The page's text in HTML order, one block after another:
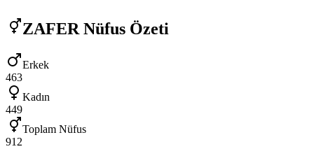
ZAFER Nüfus Özeti
Erkek
463
Kadın
449
Toplam Nüfus
912